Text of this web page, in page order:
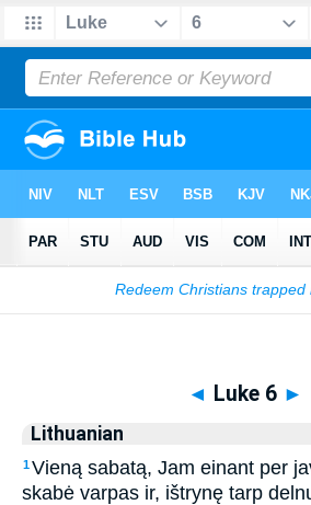
Biblia>Lithuanian > Luke 6
◄ Luke 6 ►
Lithuanian
1Vieną sabatą, Jam einant per
skabė varpas ir, ištrynę tarp